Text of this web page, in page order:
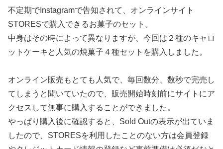
不定期でInstagramで告知されて、オンラインサイト
STORESで購入できるお菓子のセット。
中身はその時によって異なりますが、今回は２種のキャロ
ットケーキと人気の焼菓子４種セットを購入しました。
オンライン販売もとても人気で、毎回数分、数秒で完売し
てしまうと聞いていたので、販売開始時刻前にサイトにア
クセスして無事に購入することができました。
やっぱり購入後に確認すると、Sold Outの表示が出ていま
したので、STORESを利用したことのない方は会員登録